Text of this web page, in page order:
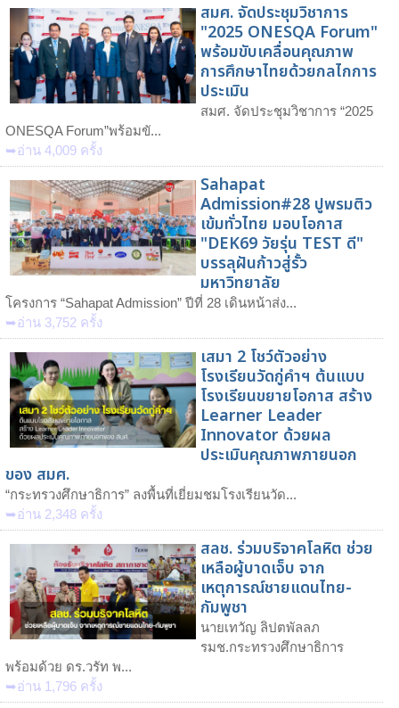
สมศ. จัดประชุมวิชาการ
"2025 ONESQA Forum"
พร้อมขับเคลื่อนคุณภาพ
การศึกษาไทยด้วยกลไกการ
ประเมิน
สมศ. จัดประชุมวิชาการ “2025
ONESQA Forum”พร้อมขั...
➥อ่าน 4,009 ครั้ง
Sahapat
Admission#28 ปูพรมติว
เข้มทั่วไทย มอบโอกาส
"DEK69 วัยรุ่น TEST ดี"
บรรลุฝันก้าวสู่รั้ว
มหาวิทยาลัย
โครงการ “Sahapat Admission” ปีที่ 28 เดินหน้าส่ง...
➥อ่าน 3,752 ครั้ง
เสมา 2 โชว์ตัวอย่าง
โรงเรียนวัดกู่คำฯ ต้นแบบ
โรงเรียนขยายโอกาส สร้าง
Learner Leader
Innovator ด้วยผล
ประเมินคุณภาพภายนอก
ของ สมศ.
“กระทรวงศึกษาธิการ” ลงพื้นที่เยี่ยมชมโรงเรียนวัด...
➥อ่าน 2,348 ครั้ง
สลช. ร่วมบริจาคโลหิต ช่วย
เหลือผู้บาดเจ็บ จาก
เหตุการณ์ชายแดนไทย-
กัมพูชา
นายเทวัญ ลิปตพัลลภ
รมช.กระทรวงศึกษาธิการ
พร้อมด้วย ดร.วรัท พ...
➥อ่าน 1,796 ครั้ง